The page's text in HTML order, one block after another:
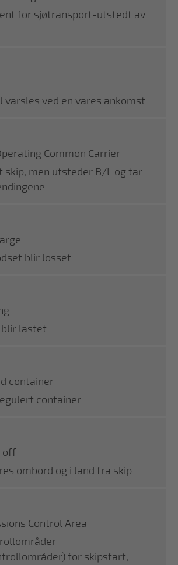
for sjøtransport-utstedt av
varsles ved en vares ankomst
Common Carrier
skip, men utsteder B/L og tar
blir losset
blir lastet
container
container
off
ombord og i land fra skip
Control Area
for skipsfart,